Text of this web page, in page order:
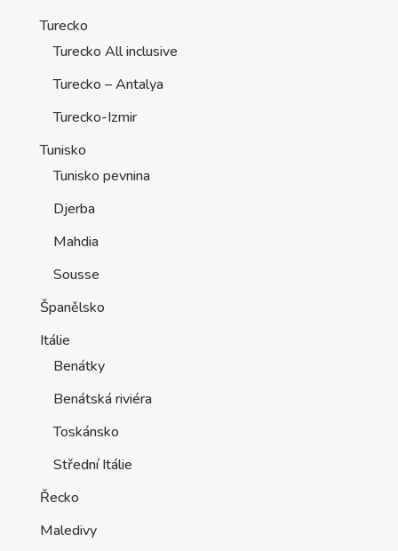
Turecko
Turecko All inclusive
Turecko – Antalya
Turecko-Izmir
Tunisko
Tunisko pevnina
Djerba
Mahdia
Sousse
Španělsko
Itálie
Benátky
Benátská riviéra
Toskánsko
Střední Itálie
Řecko
Maledivy